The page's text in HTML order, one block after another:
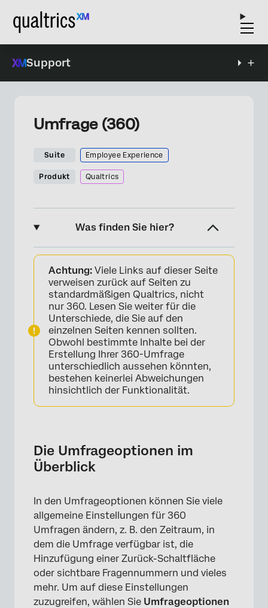
Support
Umfrage (360)
Suite Employee Experience
Produkt Qualtrics
Was finden Sie hier?
Die Umfrageoptionen im Überblick
Allgemein
Antworten
Sicherheit
Nach der Umfrage
Erweitert
Achtung: Viele Links auf dieser Seite
verweisen zurück auf Seiten zu
standardmäßigen Qualtrics, nicht
nur 360. Lesen Sie weiter für die
Unterschiede, die Sie auf den
einzelnen Seiten kennen sollten.
Obwohl bestimmte Inhalte bei der
Erstellung Ihrer 360-Umfrage
unterschiedlich aussehen könnten,
bestehen keinerlei Abweichungen
hinsichtlich der Funktionalität.
Die Umfrageoptionen im
Überblick
In den Umfrageoptionen können Sie viele
allgemeine Einstellungen für 360
Umfragen ändern, z. B. den Zeitraum, in
dem die Umfrage verfügbar ist, die
Hinzufügung einer Zurück-Schaltfläche
oder sichtbare Fragennummern und vieles
mehr. Um auf diese Einstellungen
zuzugreifen, wählen Sie Umfrageoptionen